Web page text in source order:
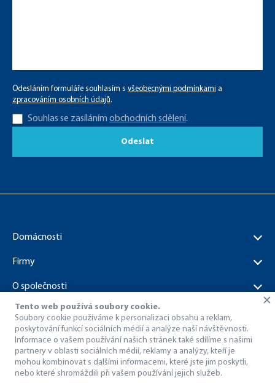
Odesláním formuláře souhlasím s všeobecnými podmínkami a
zpracováním osobních údajů.
Souhlas se zasíláním obchodních sdělení.
Odeslat
Domácnosti
Firmy
O společnosti
Dokumenty ke stažení
© 1998 – 2026 Dragon Internet a.s..
Tento web používá soubory cookie.
Soubory cookie používáme k personalizaci obsahu a reklam,
poskytování funkcí sociálních médií a analýze naší návštěvnosti.
Informace o vašem používání našich stránek také sdílíme s našimi
partnery v oblasti sociálních médií, reklamy a analýzy, kteří je
mohou kombinovat s dalšími informacemi, které jste jim poskytli,
nebo které shromáždili při vašem používání jejich služeb.